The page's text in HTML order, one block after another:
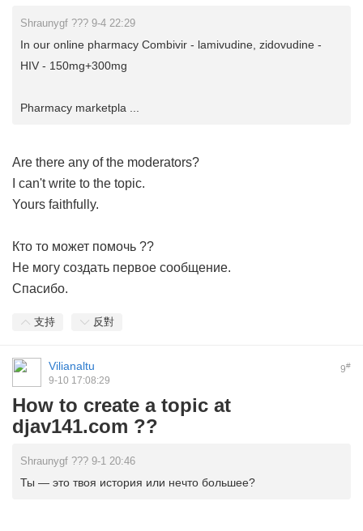
Shraunygf ??? 9-4 22:29
In our online pharmacy Combivir - lamivudine, zidovudine -
HIV - 150mg+300mg
Pharmacy marketpla ...
Are there any of the moderators?
I can't write to the topic.
Yours faithfully.
Кто то может помочь ??
Не могу создать первое сообщение.
Спасибо.
支持 反對
9#
Vilianaltu
9-10 17:08:29
How to create a topic at
djav141.com ??
Shraunygf ??? 9-1 20:46
Ты — это твоя история или нечто большее?